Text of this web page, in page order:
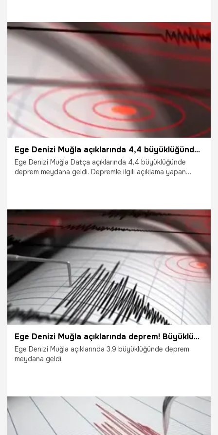
Gündem
Ege Denizi Muğla açıklarında 4,4 büyüklüğünde deprem!
Ege Denizi Muğla Datça açıklarında 4,4 büyüklüğünde
deprem meydana geldi. Depremle ilgili açıklama yapan
3.06.2022 Gündem
Ege Denizi Muğla açıklarında deprem! Büyüklüğü...
Ege Denizi Muğla açıklarında 3,9 büyüklüğünde deprem
meydana geldi.